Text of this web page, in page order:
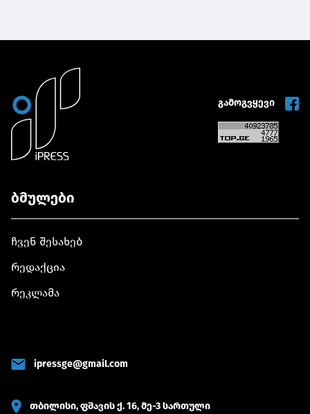
ბანერები
გამოგვყევი
ბმულები
ჩვენ შესახებ
რედაქცია
რეკლამა
ipressge@gmail.com
თბილისი, ფშავის ქ. 16, მე-3 სართული